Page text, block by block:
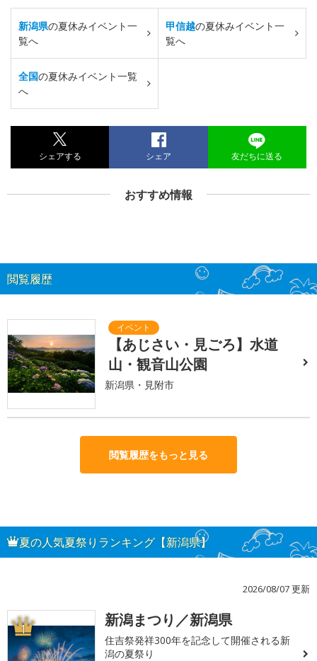
新潟県の夏休みイベント一
覧へ
甲信越の夏休みイベント一
覧へ
全国の夏休みイベント一覧
へ
シェアする シェア 友だちに送る
おすすめ情報
閲覧履歴
【あじさい・見ごろ】水道
山・観音山公園
新潟県・見附市
閲覧履歴をもっと見る
夏の人気夏祭りランキング【新潟県】
2026/08/07 更新
1 新潟まつり／新潟県
住吉祭発祥300年を記念して開催される新
潟の夏祭り